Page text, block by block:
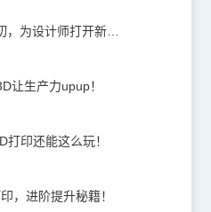
浩辰CAD看图王三维剖切，为设计师打开新世界的大门！
让生产力upup！
印还能这么玩！
，进阶提升秘籍！